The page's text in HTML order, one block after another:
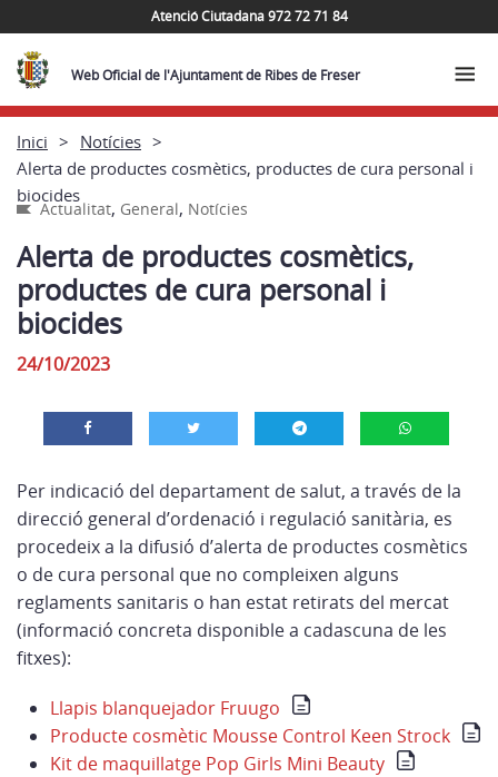
Atenció Ciutadana 972 72 71 84
Web Oficial de l'Ajuntament de Ribes de Freser
Inici
Notícies
Alerta de productes cosmètics, productes de cura personal i
biocides
Actualitat, General, Notícies
Alerta de productes cosmètics,
productes de cura personal i
biocides
24/10/2023
Per indicació del departament de salut, a través de la
direcció general d’ordenació i regulació sanitària, es
procedeix a la difusió d’alerta de productes cosmètics
o de cura personal que no compleixen alguns
reglaments sanitaris o han estat retirats del mercat
(informació concreta disponible a cadascuna de les
fitxes):
Llapis blanquejador Fruugo
Producte cosmètic Mousse Control Keen Strock
Kit de maquillatge Pop Girls Mini Beauty